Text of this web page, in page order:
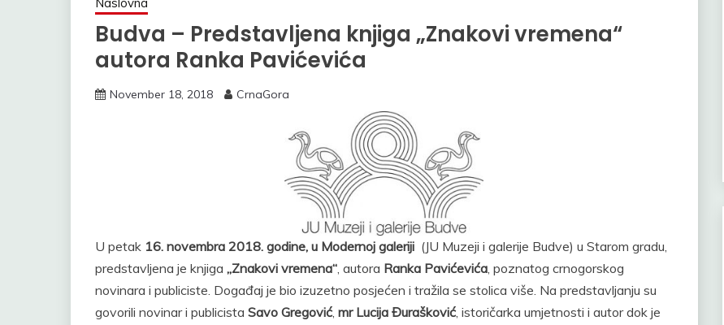
Budva – Predstavljena knjiga „Znakovi vremena“
autora Ranka Pavićevića
November 18, 2018 CrnaGora
U petak 16. novembra 2018. godine, u Modernoj galeriji (JU Muzeji i galerije Budve) u Starom gradu,
predstavljena je knjiga „Znakovi vremena“, autora Ranka Pavićevića, poznatog crnogorskog
novinara i publiciste. Događaj je bio izuzetno posjećen i tražila se stolica više. Na predstavljanju su
govorili novinar i publicista Savo Gregović, mr Lucija Đurašković, istoričarka umjetnosti i autor dok je